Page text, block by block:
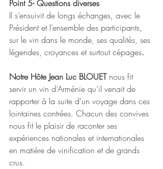
Point 5- Questions diverses
Il s’ensuivit de longs échanges, avec le
Président et l’ensemble des participants,
sur le vin dans le monde, ses qualités, ses
légendes, croyances et surtout cépages.
Notre Hôte Jean Luc BLOUET nous fit
servir un vin d’Arménie qu’il venait de
rapporter à la suite d’un voyage dans ces
lointaines contrées. Chacun des convives
nous fit le plaisir de raconter ses
expériences nationales et internationales
en matière de vinification et de grands
crus.